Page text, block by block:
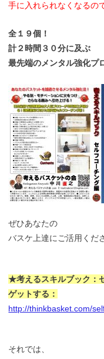
手に入れられなくなるの
全１９個！
計２時間３０分に及ぶ
最先端のメンタル強化プ
ぜひあなたの
バスケ上達にご活用くだ
★考えるスキルブック：
ゲットする：
http://thinkbasket.com/
それでは、